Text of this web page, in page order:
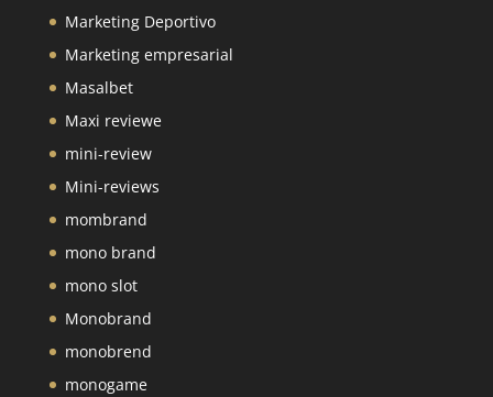
Marketing Deportivo
Marketing empresarial
Masalbet
Maxi reviewe
mini-review
Mini-reviews
mombrand
mono brand
mono slot
Monobrand
monobrend
monogame